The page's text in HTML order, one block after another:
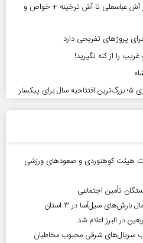
آش عباسعلی تا آش ترخینه + خواص و
پروژهای تفریحی دارد
را از کنه نگیرید!
هیئت کوهنوردی و صعودهای ورزشی
تأمین اجتماعی
در البرز اعلام شد
سریال‌های شرقی محبوب مخاطبان